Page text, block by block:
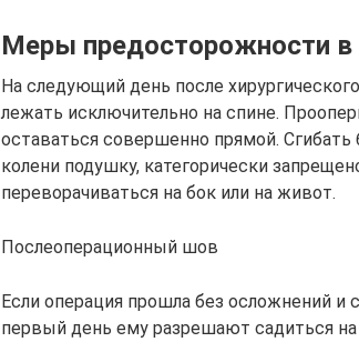
Меры предосторожности в
На следующий день после
лежать исключительно на спине.
оставаться совершенно прямой.
колени подушку, категорически
переворачиваться на бок или на живот.
Послеоперационный шов
Если операция прошла без осложнений и
первый день ему разрешают садиться